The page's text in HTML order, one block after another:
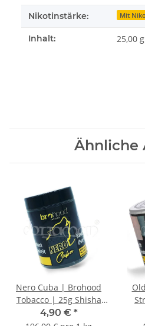
Nikotinstärke: Mit
Inhalt: 25,00 g
Ähnliche
Nero Cuba | Brohood
Tobacco | 25g Shisha
Tabak
4,90 € *